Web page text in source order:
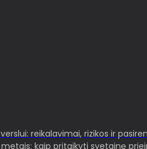
reikalavimai, rizikos ir
metais: kaip pritaikyti svetainę